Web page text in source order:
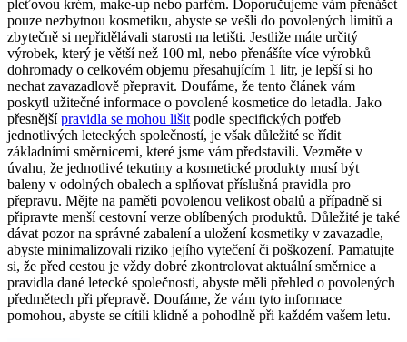
pleťovou krém, make-up nebo parfém. Doporučujeme vám přenášet
pouze nezbytnou kosmetiku, abyste se vešli do povolených limitů a
zbytečně si nepřidělávali starosti na letišti. Jestliže máte určitý
výrobek, který je větší než 100 ml, nebo přenášíte více výrobků
dohromady o celkovém objemu přesahujícím 1 litr, je lepší si ho
nechat zavazadlově přepravit. Doufáme, že tento článek vám
poskytl užitečné informace o povolené kosmetice do letadla. Jako
přesnějšípravidla se mohou lišit podle specifických potřeb
jednotlivých leteckých společností, je však důležité se řídit
základními směrnicemi, které jsme vám představili. Vezměte v
úvahu, že jednotlivé tekutiny a kosmetické produkty musí být
baleny v odolných obalech a splňovat příslušná pravidla pro
přepravu. Mějte na paměti povolenou velikost obalů a případně si
připravte menší cestovní verze oblíbených produktů. Důležité je také
dávat pozor na správné zabalení a uložení kosmetiky v zavazadle,
abyste minimalizovali riziko jejího vytečení či poškození. Pamatujte
si, že před cestou je vždy dobré zkontrolovat aktuální směrnice a
pravidla dané letecké společnosti, abyste měli přehled o povolených
předmětech při přepravě. Doufáme, že vám tyto informace
pomohou, abyste se cítili klidně a pohodlně při každém vašem letu.